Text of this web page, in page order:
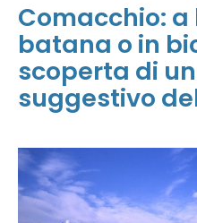
Comacchio:
batana o in
scoperta di
suggestivo